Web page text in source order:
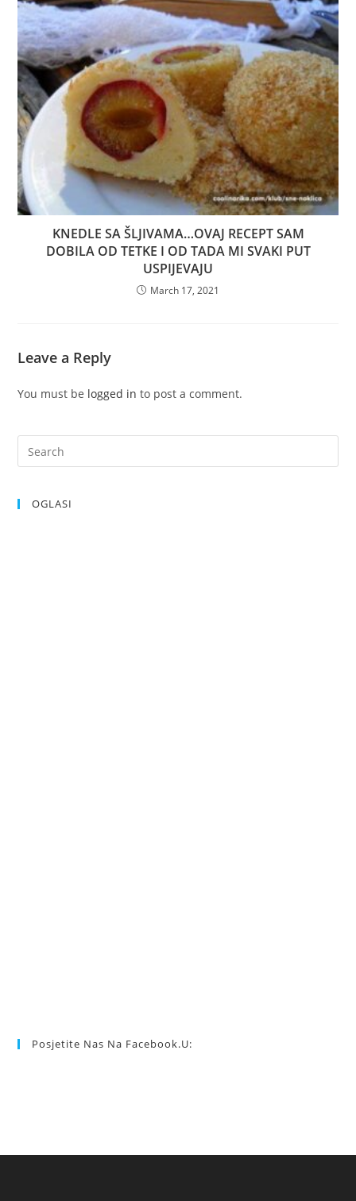
KNEDLE SA ŠLJIVAMA…OVAJ RECEPT SAM
DOBILA OD TETKE I OD TADA MI SVAKI PUT
USPIJEVAJU
March 17, 2021
Leave a Reply
You must be logged in to post a comment.
OGLASI
Posjetite Nas Na Facebook.u: